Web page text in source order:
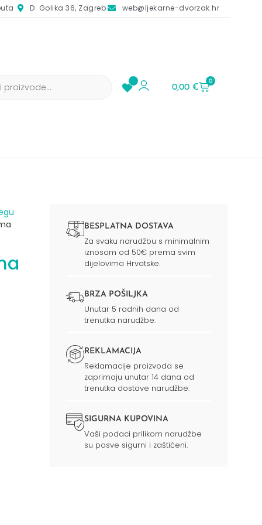
D. Golika 36, Zagreb web@ljekarne-dvorzak.hr
0,00€
0
BESPLATNA DOSTAVA
Za svaku narudžbu s minimalnim
iznosom od 50€ prema svim
dijelovima Hrvatske.
BRZA POŠILJKA
Unutar 5 radnih dana od
trenutka narudžbe.
REKLAMACIJA
Reklamacije proizvoda se
zaprimaju unutar 14 dana od
trenutka dostave narudžbe.
SIGURNA KUPOVINA
Vaši podaci prilikom narudžbe
su posve sigurni i zaštićeni.